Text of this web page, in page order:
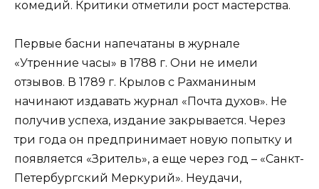
комедий. Критики отметили рост мастерства.
Первые басни напечатаны в журнале
«Утренние часы» в 1788 г. Они не имели
отзывов. В 1789 г. Крылов с Рахманиным
начинают издавать журнал «Почта духов». Не
получив успеха, издание закрывается. Через
три года он предпринимает новую попытку и
появляется «Зритель», а еще через год – «Санкт-
Петербургский Меркурий». Неудачи,